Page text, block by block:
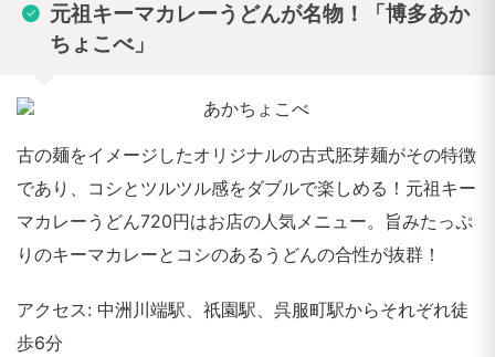
元祖キーマカレーうどんが名物！「博多あか
ちょこべ」
古の麺をイメージしたオリジナルの古式胚芽麺がその特徴
であり、コシとツルツル感をダブルで楽しめる！元祖キー
マカレーうどん720円はお店の人気メニュー。旨みたっぷ
りのキーマカレーとコシのあるうどんの合性が抜群！
アクセス: 中洲川端駅、祇園駅、呉服町駅からそれぞれ徒
歩6分